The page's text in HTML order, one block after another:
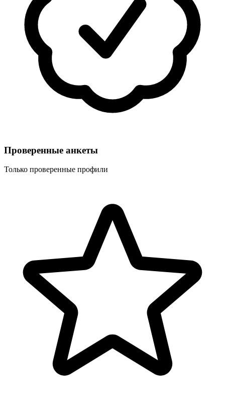
Проверенные анкеты
Только проверенные профили